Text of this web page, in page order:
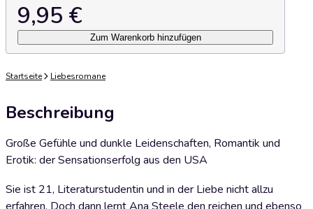
9,95 €
Zum Warenkorb hinzufügen
Startseite Liebesromane
Beschreibung
Große Gefühle und dunkle Leidenschaften, Romantik und
Erotik: der Sensationserfolg aus den USA
Sie ist 21, Literaturstudentin und in der Liebe nicht allzu